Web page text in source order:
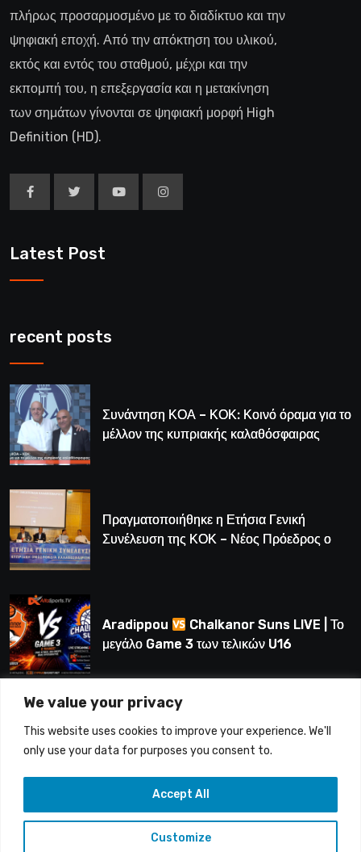
We value your privacy
This website uses cookies to improve your experience. We'll
only use your data for purposes you consent to.
Customize
Accept All
πλήρως προσαρμοσμένο με το διαδίκτυο και την
ψηφιακή εποχή. Από την απόκτηση του υλικού,
εκτός και εντός του σταθμού, μέχρι και την
εκπομπή του, η επεξεργασία και η μετακίνηση
των σημάτων γίνονται σε ψηφιακή μορφή High
Definition (HD).
Latest Post
recent posts
Συνάντηση ΚΟΑ – ΚΟΚ: Κοινό όραμα για το
μέλλον της κυπριακής καλαθόσφαιρας
Πραγματοποιήθηκε η Ετήσια Γενική
Συνέλευση της ΚΟΚ – Νέος Πρόεδρος ο
Aradippou
Chalkanor Suns LIVE | Το
μεγάλο Game 3 των τελικών U16
LIVE | Ύδρα Ασφαλιστική ΕΝΑΔ vs
Άτλαντας Πάφου